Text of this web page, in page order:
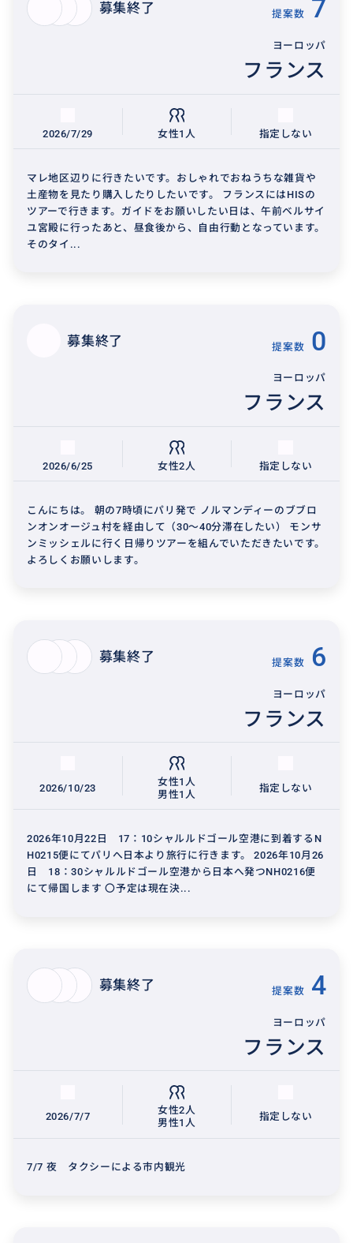
募集終了 提案数 7
ヨーロッパ
フランス
2026/7/29 女性1人 指定しない
マレ地区辺りに行きたいです。おしゃれでおねうちな雑貨や
土産物を見たり購入したりしたいです。 フランスにはHISの
ツアーで行きます。ガイドをお願いしたい日は、午前ベルサイ
ユ宮殿に行ったあと、昼食後から、自由行動となっています。
そのタイ...
募集終了 提案数 0
ヨーロッパ
フランス
2026/6/25 女性2人 指定しない
こんにちは。 朝の7時頃にパリ発で ノルマンディーのブブロ
ンオンオージュ村を経由して（30〜40分滞在したい） モンサ
ンミッシェルに行く日帰りツアーを組んでいただきたいです。
よろしくお願いします。
募集終了 提案数 6
ヨーロッパ
フランス
2026/10/23
女性1人
男性1人
指定しない
2026年10月22日 17：10シャルルドゴール空港に到着するN
H0215便にてパリへ日本より旅行に行きます。 2026年10月26
日 18：30シャルルドゴール空港から日本へ発つNH0216便
にて帰国します 〇予定は現在決...
募集終了 提案数 4
ヨーロッパ
フランス
2026/7/7
女性2人
男性1人
指定しない
7/7 夜 タクシーによる市内観光